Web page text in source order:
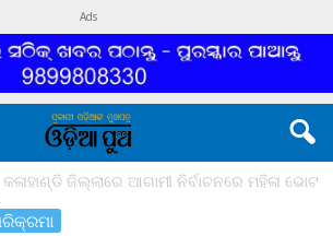
Ads
କଳାହାଣ୍ଡି ଜିଲ୍ଲାରେ ଆଗାମୀ ନିର୍ବାଚନରେ ମହିଳା ଭୋଟ